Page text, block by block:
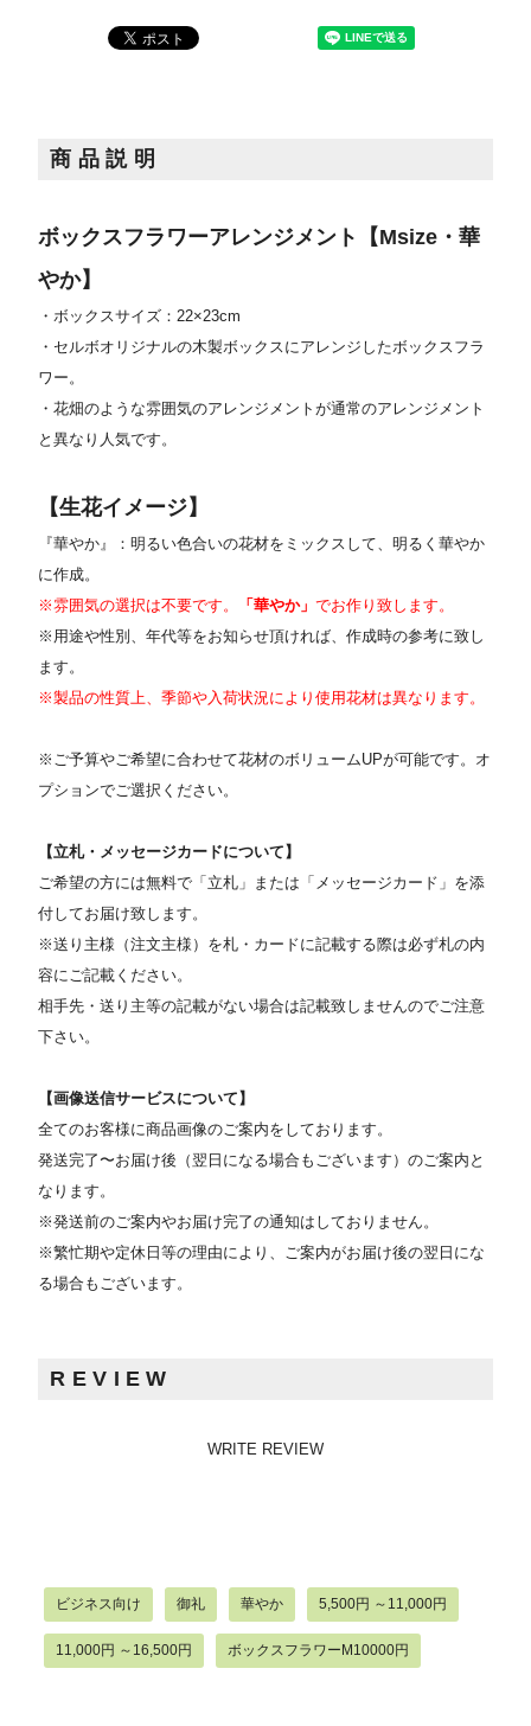
商品説明
ボックスフラワーアレンジメント【Msize・華
やか】
・ボックスサイズ：22×23cm
・セルボオリジナルの木製ボックスにアレンジしたボックスフラ
ワー。
・花畑のような雰囲気のアレンジメントが通常のアレンジメント
と異なり人気です。
【生花イメージ】
『華やか』：明るい色合いの花材をミックスして、明るく華やか
に作成。
※雰囲気の選択は不要です。
「華やか」でお作り致します。
※用途や性別、年代等をお知らせ頂ければ、作成時の参考に致し
ます。
※製品の性質上、季節や入荷状況により使用花材は異なります。
※ご予算やご希望に合わせて花材のボリュームUPが可能です。オ
プションでご選択ください。
【立札・メッセージカードについて】
ご希望の方には無料で「立札」または「メッセージカード」を添
付してお届け致します。
※送り主様（注文主様）を札・カードに記載する際は必ず札の内
容にご記載ください。
相手先・送り主等の記載がない場合は記載致しませんのでご注意
下さい。
【画像送信サービスについて】
全てのお客様に商品画像のご案内をしております。
発送完了〜お届け後（翌日になる場合もございます）のご案内と
なります。
※発送前のご案内やお届け完了の通知はしておりません。
※繁忙期や定休日等の理由により、ご案内がお届け後の翌日にな
る場合もございます。
REVIEW
WRITE REVIEW
ビジネス向け 御礼 華やか 5,500円 ～11,000円
11,000円 ～16,500円 ボックスフラワーM10000円